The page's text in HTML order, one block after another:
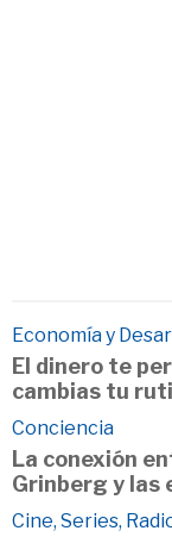
Economía y
El dinero te
cambias tu
Conciencia
La conexión
Grinberg y las
Cine, Series,